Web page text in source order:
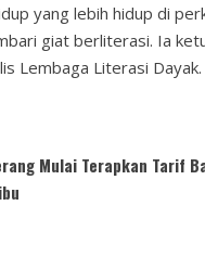
yang lebih hidup di
giat berliterasi. Ia
Lembaga Literasi Dayak.
Mulai Terapkan Tarif